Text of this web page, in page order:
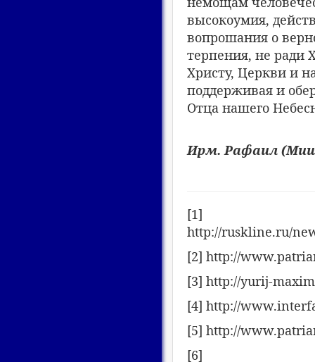
высокоумия,
вопрошания о
терпения, не ради
Христу, Церкви и
поддерживая и
Отца нашего
Ирм. Рафаил
[1]
http://ruskline.ru/
[2] http://
[3] http://yurij-
[4] http://
[5] http://
[6]